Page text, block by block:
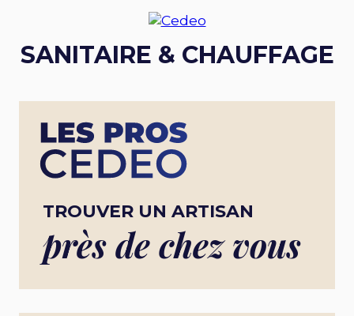
SANITAIRE & CHAUFFAGE
TROUVER UN ARTISAN
près de chez vous